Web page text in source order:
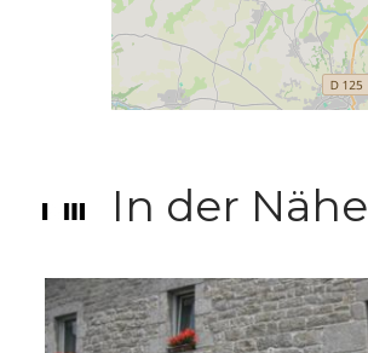
In der Nähe